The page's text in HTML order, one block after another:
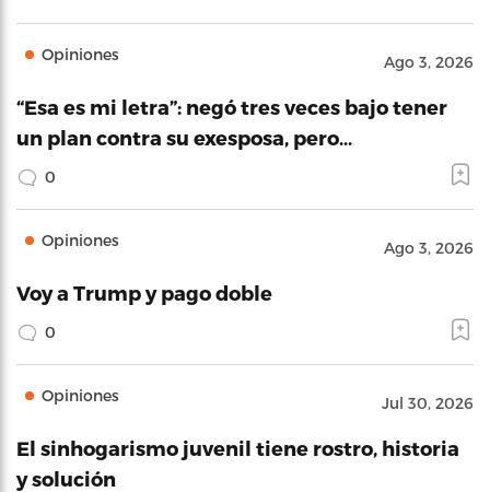
Opiniones Ago 3, 2026
“Esa es mi letra”: negó tres veces bajo tener
un plan contra su exesposa, pero…
0
Opiniones Ago 3, 2026
Voy a Trump y pago doble
0
Opiniones Jul 30, 2026
El sinhogarismo juvenil tiene rostro, historia
y solución